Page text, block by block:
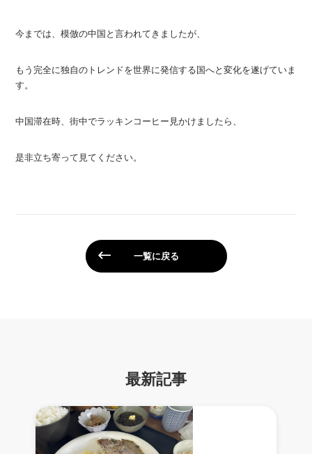
今までは、模倣の中国と言われてきましたが、
もう完全に独自のトレンドを世界に発信する国へと変化を遂げていま
す。
中国滞在時、街中でラッキンコーヒー見かけましたら、
是非立ち寄って見てください。
一覧に戻る
最新記事